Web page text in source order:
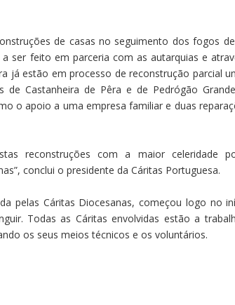
de casas no seguimento dos fogos
ser feito em parceria com as autarquias e
já estão em processo de reconstrução parcial
Castanheira de Pêra e de Pedrógão
o apoio a uma empresa familiar e duas
reconstruções com a maior celeridade
conclui o presidente da Cáritas Portuguesa.
pelas Cáritas Diocesanas, começou logo no
Todas as Cáritas envolvidas estão a
os seus meios técnicos e os voluntários.